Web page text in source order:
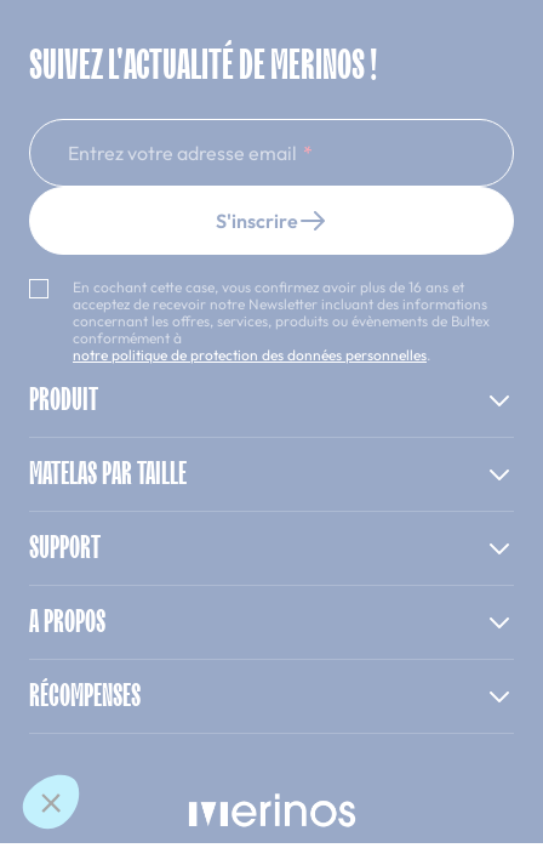
SUIVEZ L'ACTUALITÉ DE MERINOS !
Entrez votre adresse email
S'inscrire
En cochant cette case, vous confirmez avoir plus de 16 ans et
acceptez de recevoir notre Newsletter incluant des informations
concernant les offres, services, produits ou évènements de Bultex
conformément à
notre politique de protection des données personnelles.
PRODUIT
MATELAS PAR TAILLE
SUPPORT
A PROPOS
RÉCOMPENSES